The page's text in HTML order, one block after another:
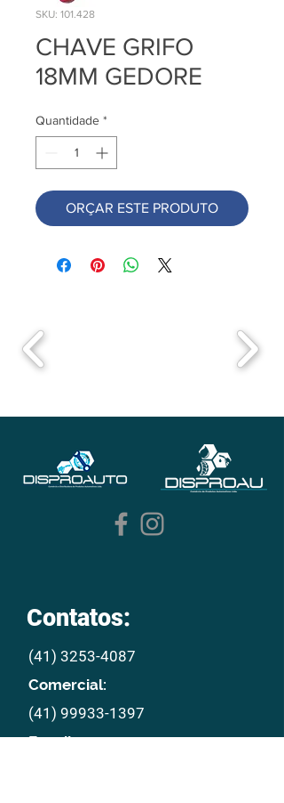
SKU: 101.428
CHAVE GRIFO
18MM GEDORE
Quantidade *
ORÇAR ESTE PRODUTO
Contatos:
(41) 3253-4087
Comercial:
(41) 99933-1397
E mail: